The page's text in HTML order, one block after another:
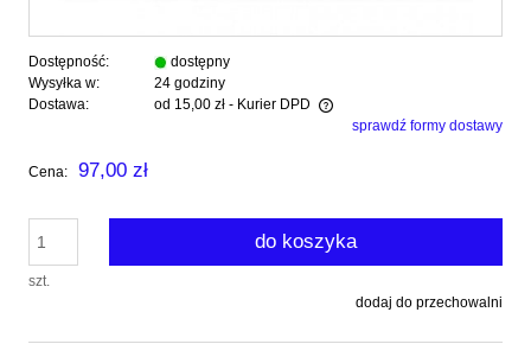
Dostępność:
dostępny
Wysyłka w:
24 godziny
Dostawa:
od 15,00 zł - Kurier DPD
Cena nie zawiera ewentualnych kosztów płatnościsprawdź formy dostawy
Cena: 97,00 zł
szt.
do koszyka
dodaj do przechowalni